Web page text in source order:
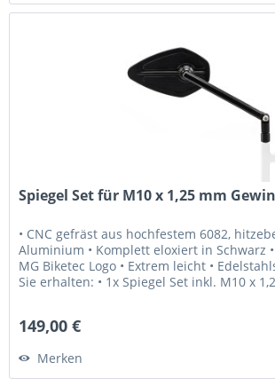
Spiegel Set für M10 x 1,25 mm
• CNC gefräst aus hochfestem 6082,
Aluminium • Komplett eloxiert in Schwarz
MG Biketec Logo • Extrem leicht •
Sie erhalten: • 1x Spiegel Set inkl. M10 x
149,00 €
Merken